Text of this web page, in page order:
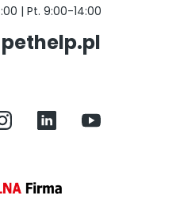
| Pt. 9:00-14:00